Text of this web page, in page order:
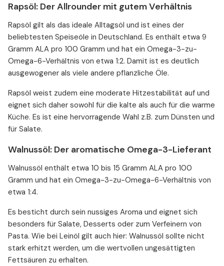
Rapsöl: Der Allrounder mit gutem Verhältnis
Rapsöl gilt als das ideale Alltagsöl und ist eines der
beliebtesten Speiseöle in Deutschland. Es enthält etwa 9
Gramm ALA pro 100 Gramm und hat ein Omega-3-zu-
Omega-6-Verhältnis von etwa 1:2. Damit ist es deutlich
ausgewogener als viele andere pflanzliche Öle.
Rapsöl weist zudem eine moderate Hitzestabilität auf und
eignet sich daher sowohl für die kalte als auch für die warme
Küche. Es ist eine hervorragende Wahl z.B. zum Dünsten und
für Salate.
Walnussöl: Der aromatische Omega-3-Lieferant
Walnussöl enthält etwa 10 bis 15 Gramm ALA pro 100
Gramm und hat ein Omega-3-zu-Omega-6-Verhältnis von
etwa 1:4.
Es besticht durch sein nussiges Aroma und eignet sich
besonders für Salate, Desserts oder zum Verfeinern von
Pasta. Wie bei Leinöl gilt auch hier: Walnussöl sollte nicht
stark erhitzt werden, um die wertvollen ungesättigten
Fettsäuren zu erhalten.